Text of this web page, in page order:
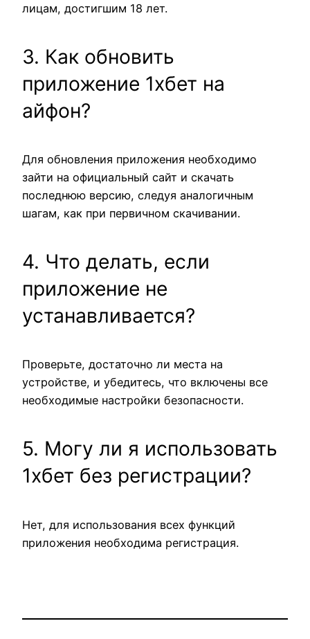
лицам, достигшим 18 лет.
3. Как обновить
приложение 1хбет на
айфон?
Для обновления приложения необходимо
зайти на официальный сайт и скачать
последнюю версию, следуя аналогичным
шагам, как при первичном скачивании.
4. Что делать, если
приложение не
устанавливается?
Проверьте, достаточно ли места на
устройстве, и убедитесь, что включены все
необходимые настройки безопасности.
5. Могу ли я использовать
1хбет без регистрации?
Нет, для использования всех функций
приложения необходима регистрация.